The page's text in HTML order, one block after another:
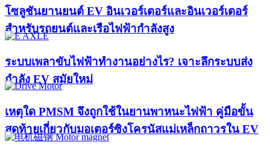
โซลูชันยานยนต์ EV อินเวอร์เตอร์และอินเวอร์เตอร์
สำหรับรถยนต์และเรือไฟฟ้ากำลังสูง
ระบบเพลาขับไฟฟ้าทำงานอย่างไร? เจาะลึกระบบส่ง
กำลัง EV สมัยใหม่
เหตุใด PMSM จึงถูกใช้ในยานพาหนะไฟฟ้า คู่มือขั้น
สุดท้ายเกี่ยวกับมอเตอร์ซิงโครนัสแม่เหล็กถาวรใน EV